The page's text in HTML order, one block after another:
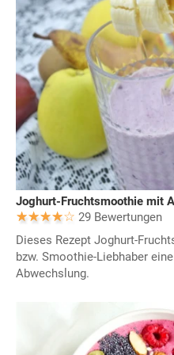
Joghurt-Fruchtsmoothie mit
29 Bewertungen
Dieses Rezept Joghurt-
bzw. Smoothie-Liebhaber
Abwechslung.